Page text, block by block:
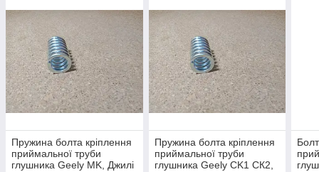
Пружина болта кріплення
приймальної труби
глушника Geely MK, Джилі
Пружина болта кріплення
приймальної труби
глушника Geely CK1 СК2,